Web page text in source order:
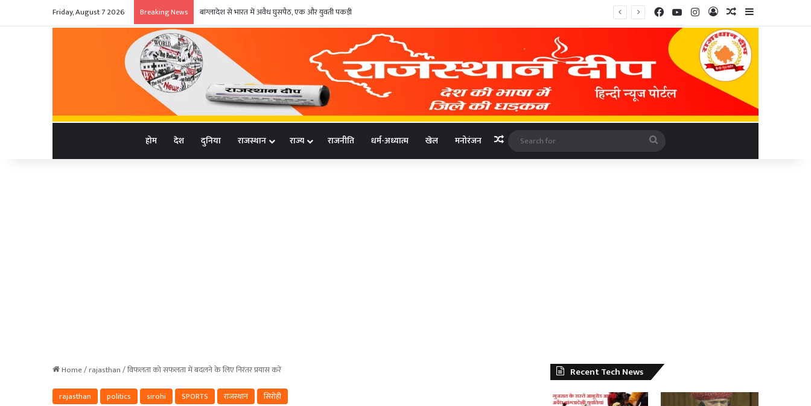
Friday, August 7 2026 Breaking News बांग्लादेश से भारत में अवैध घुसपैठ, एक और युवती पकड़ी FacebookYouTubeInstagram
Log InRandom Article
Sidebar
होम देश दुनिया राजस्थान राज्य राजनीति धर्म-अध्यात्म खेल मनोरंजन Random Article
Search
for
Home/rajasthan/विफलता को सफलता में बदलने के लिए निरंतर प्रयास करें
rajasthan
politics sirohi SPORTS राजस्थान सिरोही
Recent Tech News